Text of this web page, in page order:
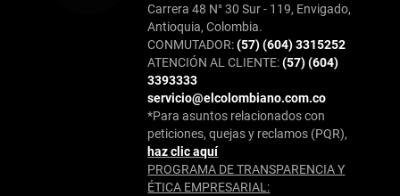
Carrera 48 N° 30 Sur - 119, Envigado,
Antioquia, Colombia.
CONMUTADOR:(57) (604) 3315252
ATENCIÓN AL CLIENTE:(57) (604)
3393333
servicio@elcolombiano.com.co
*Para asuntos relacionados con
peticiones, quejas y reclamos (PQR),
haz clic aquí
PROGRAMA DE TRANSPARENCIA Y
ÉTICA EMPRESARIAL: